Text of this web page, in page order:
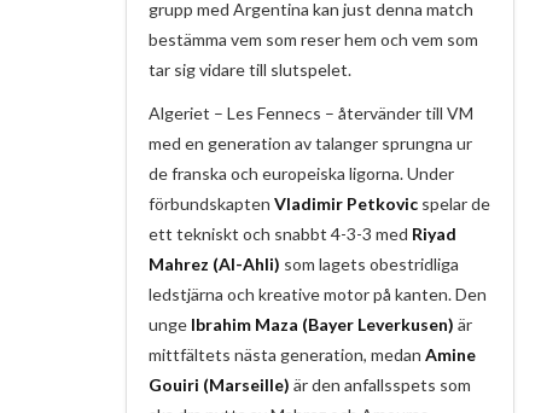
grupp med Argentina kan just denna match
bestämma vem som reser hem och vem som
tar sig vidare till slutspelet.
Algeriet – Les Fennecs – återvänder till VM
med en generation av talanger sprungna ur
de franska och europeiska ligorna. Under
förbundskapten Vladimir Petkovic spelar de
ett tekniskt och snabbt 4-3-3 med Riyad
Mahrez (Al-Ahli) som lagets obestridliga
ledstjärna och kreative motor på kanten. Den
unge Ibrahim Maza (Bayer Leverkusen) är
mittfältets nästa generation, medan Amine
Gouiri (Marseille) är den anfallsspets som